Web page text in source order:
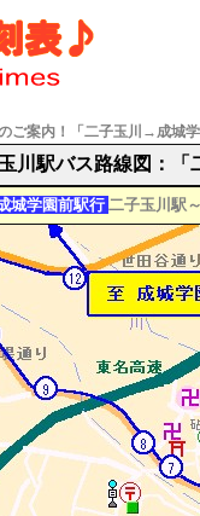
ご案内！「二子玉川→成城
川駅バス路線図 ： 「
城学園前駅行 二子玉川駅